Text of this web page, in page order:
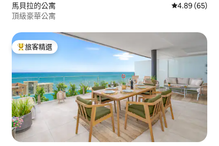
馬貝拉的公寓 從 65 則評價
4.89 (65)
頂級豪華公寓
旅客精選榜首
旅客精選